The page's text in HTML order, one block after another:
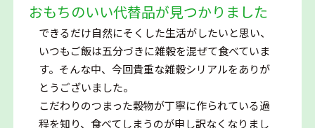
おもちのいい代替品が見つかりました
できるだけ自然にそくした生活がしたいと思い、
いつもご飯は五分づきに雑穀を混ぜて食べていま
す。そんな中、今回貴重な雑穀シリアルをありが
とうございました。
こだわりのつまった穀物が丁寧に作られている過
程を知り、食べてしまうのが申し訳なくなりまし